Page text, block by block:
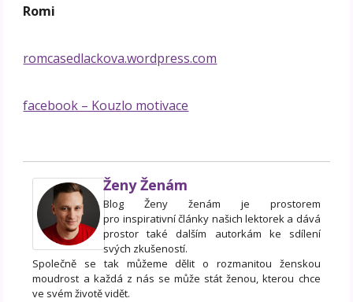
Romi
romcasedlackova.wordpress.com
facebook – Kouzlo motivace
Ženy Ženám
Blog Ženy ženám je prostorem
pro inspirativní články našich lektorek a dává
prostor také dalším autorkám ke sdílení
svých zkušeností.
Společně se tak můžeme dělit o rozmanitou ženskou
moudrost a každá z nás se může stát ženou, kterou chce
ve svém životě vidět.